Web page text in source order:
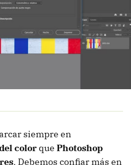
siempre en
color que Photoshop
. Debemos confiar más en